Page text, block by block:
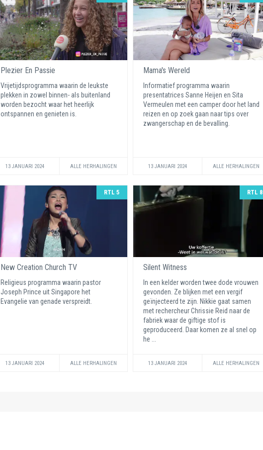
Plezier En Passie
Vrijetijdsprogramma waarin de leukste
plekken in zowel binnen- als buitenland
worden bezocht waar het heerlijk
ontspannen en genieten is.
13 JANUARI 2024 ALLE HERHALINGEN
Mama's Wereld
Informatief programma waarin
presentatrices Sanne Heijen en Sita
Vermeulen met een camper door het land
reizen en op zoek gaan naar tips over
zwangerschap en de bevalling.
13 JANUARI 2024 ALLE HERHALINGEN
RTL 5
New Creation Church TV
Religieus programma waarin pastor
Joseph Prince uit Singapore het
Evangelie van genade verspreidt.
13 JANUARI 2024 ALLE HERHALINGEN
RTL 8
Silent Witness
In een kelder worden twee dode vrouwen
gevonden. Ze blijken met een vergif
geïnjecteerd te zijn. Nikkie gaat samen
met rechercheur Chrissie Reid naar de
fabriek waar de giftige stof is
geproduceerd. Daar komen ze al snel op
he ...
13 JANUARI 2024 ALLE HERHALINGEN